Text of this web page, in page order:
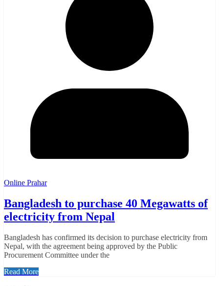
Online Prahar
Bangladesh to purchase 40 Megawatts of
electricity from Nepal
Bangladesh has confirmed its decision to purchase electricity from
Nepal, with the agreement being approved by the Public
Procurement Committee under the
Read More